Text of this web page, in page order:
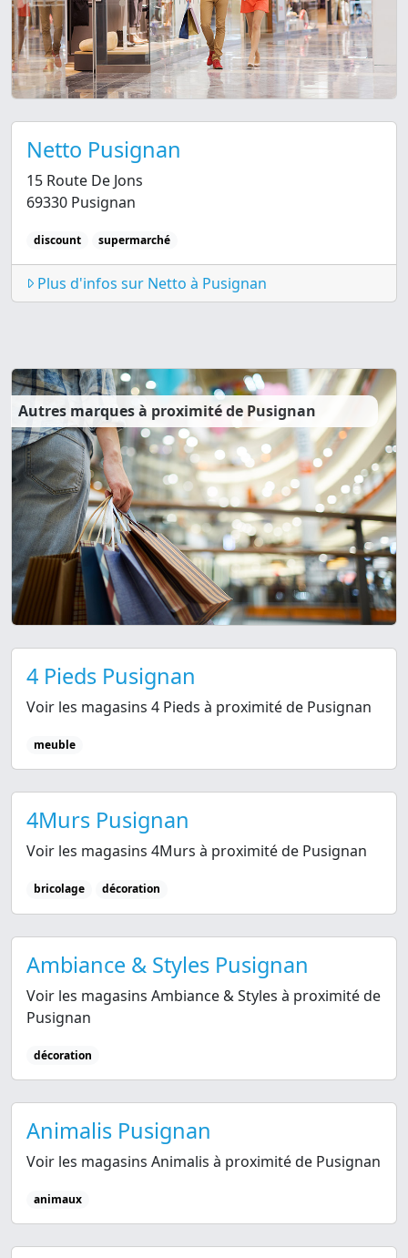
Netto Pusignan
15 Route De Jons
69330 Pusignan
discount supermarché
Plus d'infos sur Netto à Pusignan
Autres marques à proximité de Pusignan
4 Pieds Pusignan
Voir les magasins 4 Pieds à proximité de Pusignan
meuble
4Murs Pusignan
Voir les magasins 4Murs à proximité de Pusignan
bricolage décoration
Ambiance & Styles Pusignan
Voir les magasins Ambiance & Styles à proximité de
Pusignan
décoration
Animalis Pusignan
Voir les magasins Animalis à proximité de Pusignan
animaux